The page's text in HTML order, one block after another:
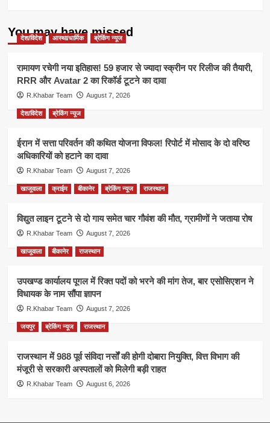
You may have missed
देश/विदेश आस्था/धार्मिक ब्रेकिंग न्यूज
रामायण रचेगी नया इतिहास! 59 हजार से ज्यादा स्क्रीन पर रिलीज की तैयारी,
RRR और Avatar 2 का रिकॉर्ड टूटने का दावा
R.Khabar Team August 7, 2026
देश/विदेश ब्रेकिंग न्यूज
ईरान में सत्ता परिवर्तन की कथित योजना विफल! रिपोर्ट में मोसाद के दो वरिष्ठ
अधिकारियों को हटाने का दावा
R.Khabar Team August 7, 2026
खाजूवाला क्राईम बीकानेर ब्रेकिंग न्यूज राजस्थान
विद्युत लाइन टूटने से दो गाय समेत चार गौवंश की मौत, ग्रामीणों ने जताया रोष
R.Khabar Team August 7, 2026
खाजूवाला बीकानेर राजस्थान
उपखण्ड कार्यालय पूगल में रिक्त पदों को भरने की मांग तेज, बार एसोसिएशन ने
विधायक के नाम सौंपा ज्ञापन
R.Khabar Team August 7, 2026
जयपुर ब्रेकिंग न्यूज राजस्थान
राजस्थान में 988 पूर्व संविदा नर्सों की होगी दोबारा नियुक्ति, वित्त विभाग की
मंजूरी से सरकारी अस्पतालों को मिलेगी बड़ी राहत
R.Khabar Team August 6, 2026